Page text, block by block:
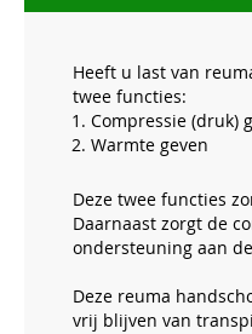
Heeft u last van
twee functies:
Compressie (druk)
Warmte geven
Deze twee functies
Daarnaast zorgt de
ondersteuning aan
Deze reuma
vrij blijven van